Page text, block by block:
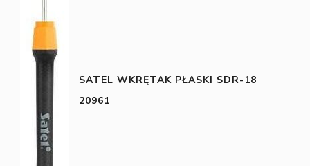
SATEL WKRĘTAK PŁASKI SDR-18
20961